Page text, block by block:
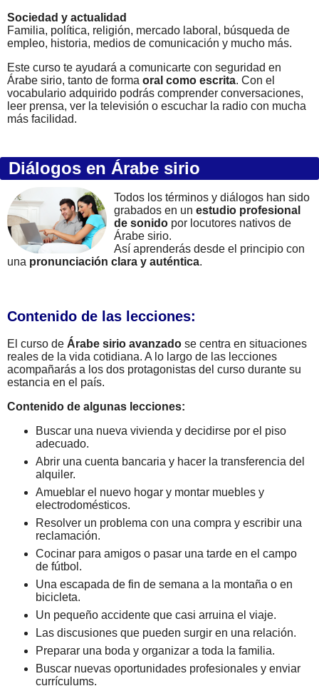
Sociedad y actualidad
Familia, política, religión, mercado laboral, búsqueda de
empleo, historia, medios de comunicación y mucho más.
Este curso te ayudará a comunicarte con seguridad en
Árabe sirio, tanto de forma oral como escrita. Con el
vocabulario adquirido podrás comprender conversaciones,
leer prensa, ver la televisión o escuchar la radio con mucha
más facilidad.
Diálogos en Árabe sirio
Todos los términos y diálogos han sido
grabados en un estudio profesional
de sonido por locutores nativos de
Árabe sirio.
Así aprenderás desde el principio con
una pronunciación clara y auténtica.
Contenido de las lecciones:
El curso de Árabe sirio avanzado se centra en situaciones
reales de la vida cotidiana. A lo largo de las lecciones
acompañarás a los dos protagonistas del curso durante su
estancia en el país.
Contenido de algunas lecciones:
Buscar una nueva vivienda y decidirse por el piso
adecuado.
Abrir una cuenta bancaria y hacer la transferencia del
alquiler.
Amueblar el nuevo hogar y montar muebles y
electrodomésticos.
Resolver un problema con una compra y escribir una
reclamación.
Cocinar para amigos o pasar una tarde en el campo
de fútbol.
Una escapada de fin de semana a la montaña o en
bicicleta.
Un pequeño accidente que casi arruina el viaje.
Las discusiones que pueden surgir en una relación.
Preparar una boda y organizar a toda la familia.
Buscar nuevas oportunidades profesionales y enviar
currículums.